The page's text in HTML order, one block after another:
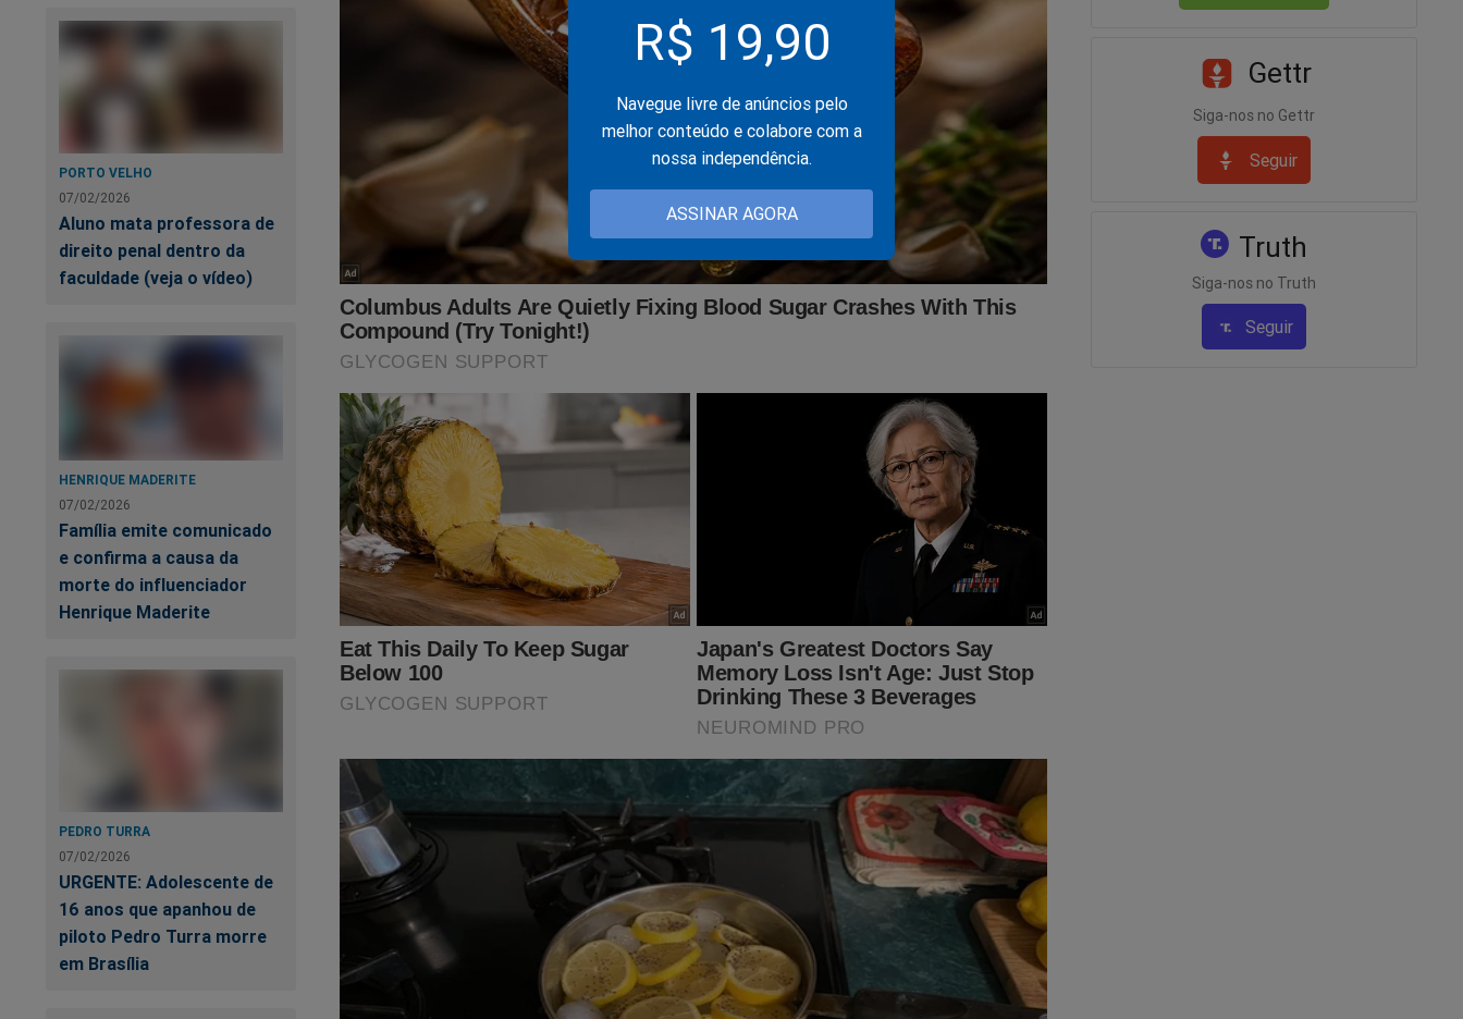
R$ 19,90
Navegue livre de anúncios pelo
melhor conteúdo e colabore com a
nossa independência.
ASSINAR AGORA
PORTO VELHO
07/02/2026
Aluno mata professora de
direito penal dentro da
faculdade (veja o vídeo)
HENRIQUE MADERITE
07/02/2026
Família emite comunicado
e confirma a causa da
morte do influenciador
Henrique Maderite
PEDRO TURRA
07/02/2026
URGENTE: Adolescente de
16 anos que apanhou de
piloto Pedro Turra morre
em Brasília
Estamos sobrevivendo graças a ajuda de nossos assinantes e parceiros comerciais. Para
fortalecer a nossa batalha, considere se tornar um
o que lhe dará o direito de
assistir o primeiro PODCASTconservador do Brasil e ter acesso exclusivo ao conteúdo da
Revista A Verdade, onde os "assuntos proibidos" no Brasil são revelados. Para assinar, clique
no link:https://assinante.jornaldacidadeonline.com.br/apresentacao
Gettr
Siga-nos no Gettr
Seguir
Truth
Siga-nos no Truth
Seguir